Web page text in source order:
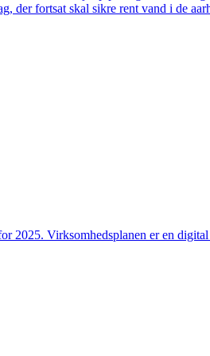
der fortsat skal sikre rent vand i de
2025. Virksomhedsplanen er en